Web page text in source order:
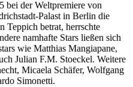
bei der Weltpremiere von
Palast in Berlin die
Teppich betrat, herrschte
namhafte Stars ließen sich
wie Matthias Mangiapane,
Julian F.M. Stoeckel. Weitere
Micaela Schäfer, Wolfgang
Simonetti.